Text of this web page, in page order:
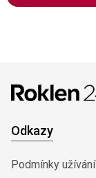
Odkazy
Podmínky užívání